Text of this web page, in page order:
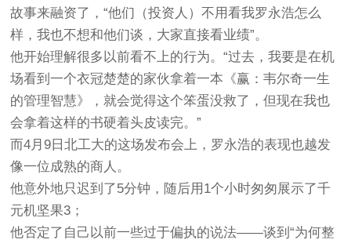
故事来融资了，“他们（投资人）不用看我罗永浩怎么
样，我也不想和他们谈，大家直接看业绩”。
他开始理解很多以前看不上的行为。“过去，我要是在机
场看到一个衣冠楚楚的家伙拿着一本《赢：韦尔奇一生
的管理智慧》，就会觉得这个笨蛋没救了，但现在我也
会拿着这样的书硬着头皮读完。”
而4月9日北工大的这场发布会上，罗永浩的表现也越发
像一位成熟的商人。
他意外地只迟到了5分钟，随后用1个小时匆匆展示了千
元机坚果3；
他否定了自己以前一些过于偏执的说法——谈到“为何整